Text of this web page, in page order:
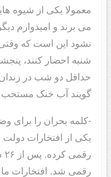
معمولا یکی از شیوه
می برند و امیدوارم
نشود این است که
شنبه احضار کنند،
حداقل دو شب در
گویند آب خنک
-کلمه بحران را برای
یکی از افتخارات
رقمی شد. افتخارات